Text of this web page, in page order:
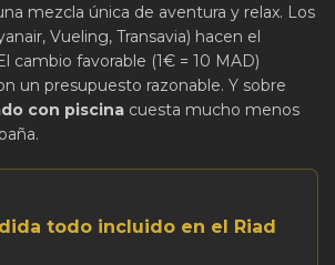
mezcla única de aventura y relax. Los
Vueling, Transavia) hacen el
cambio favorable (1€ = 10 MAD)
un presupuesto razonable. Y sobre
con piscina cuesta mucho menos
todo incluido en el Riad